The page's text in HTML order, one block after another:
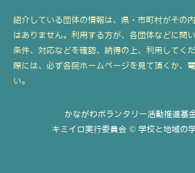
紹介している団体の情報は、県・市町村がその
はありません。利用する方が、各団体などに問
条件、対応などを確認、納得の上、利用してく
際には、必ず各院ホームページを見て頂くか、
い。
かながわボランタリー活動推進基
キミイロ実行委員会 © 学校と地域の